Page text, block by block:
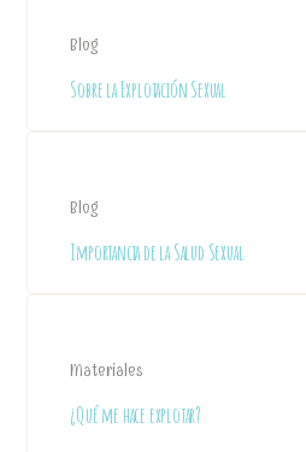
Blog
Sobre la Explotación Sexual
Blog
Importancia de la Salud Sexual
Materiales
¿Qué me hace explotar?